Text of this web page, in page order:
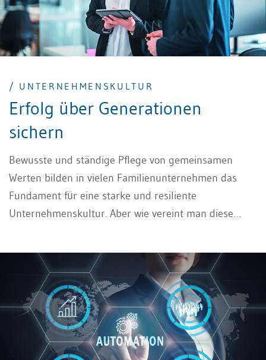
/ UNTERNEHMENSKULTUR
Erfolg über Generationen
sichern
Bewusste und ständige Pflege von gemeinsamen
Werten bilden in vielen Familienunternehmen das
Fundament für eine starke und resiliente
Unternehmenskultur. Aber wie vereint man diese